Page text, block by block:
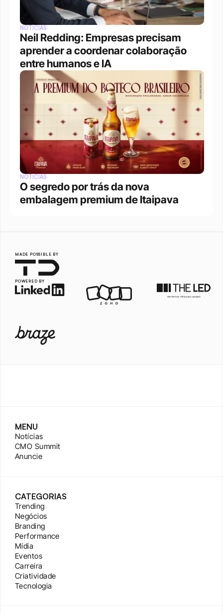
NOTÍCIAS
Neil Redding: Empresas precisam
aprender a coordenar colaboração
entre humanos e IA
NOTÍCIAS
O segredo por trás da nova
embalagem premium de Itaipava
MADE POSSIBLE BY
POWERED BY
MENU
Notícias
CMO Summit
Anuncie
CATEGORIAS
Trending
Negócios
Branding
Performance
Mídia
Eventos
Carreira
Criatividade
Tecnologia